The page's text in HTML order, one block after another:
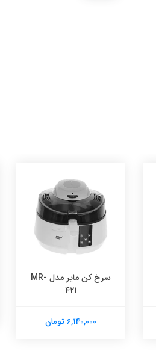
سرخ کن مایر مدل MR-
421
6,140,000 تومان